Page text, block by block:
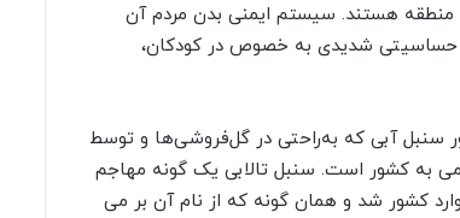
منطقه هستند. سیستم ایمنی بدن مردم آن
حساسیتی شدیدی به خصوص در کودکان،
سنبل آبی که به‌راحتی در گل‌فروشی‌ها و توسط
به کشور است. سنبل تالابی یک گونه مهاجم
کشور شد و همان گونه که از نام آن بر می